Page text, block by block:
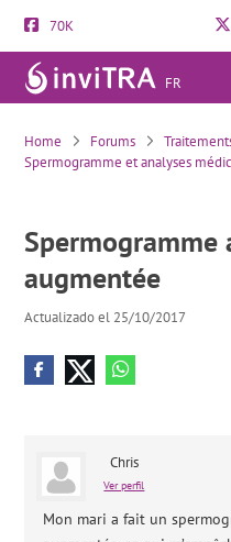
70K
FR
Home Forums
Spermogramme et analyses
Spermogramme
augmentée
Actualizado el 25/10/2017
Chris
Ver perfil
Mon mari a fait un